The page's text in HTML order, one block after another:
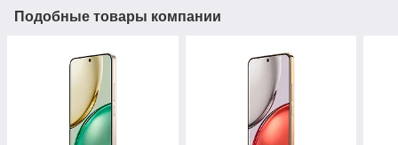
Подобные товары компании